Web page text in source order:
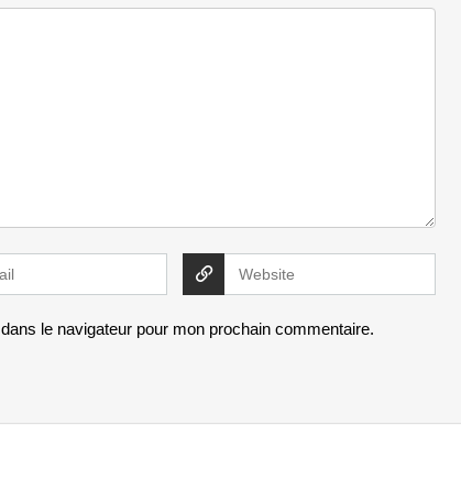
le navigateur pour mon prochain commentaire.